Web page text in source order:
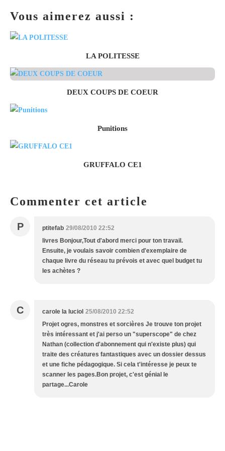
Vous aimerez aussi :
LA POLITESSE
DEUX COUPS DE COEUR
Punitions
GRUFFALO CE1
Commenter cet article
P ptitefab 29/08/2010 22:52
livres Bonjour,Tout d'abord merci pour ton travail.
Ensuite, je voulais savoir combien d'exemplaire de
chaque livre du réseau tu prévois et avec quel budget tu
les achètes ?
C carole la luciol 25/08/2010 22:52
Projet ogres, monstres et sorcières Je trouve ton projet
très intéressant et j'ai perso un "superscope" de chez
Nathan (collection d'abonnement qui n'existe plus) qui
traite des créatures fantastiques avec un dossier dessus
et une fiche pédagogique. Si cela t'intéresse je peux te
scanner les pages.Bon projet, c'est génial le
partage...Carole